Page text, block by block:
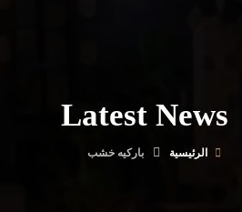
Latest News
الرئيسية باركيه خشب